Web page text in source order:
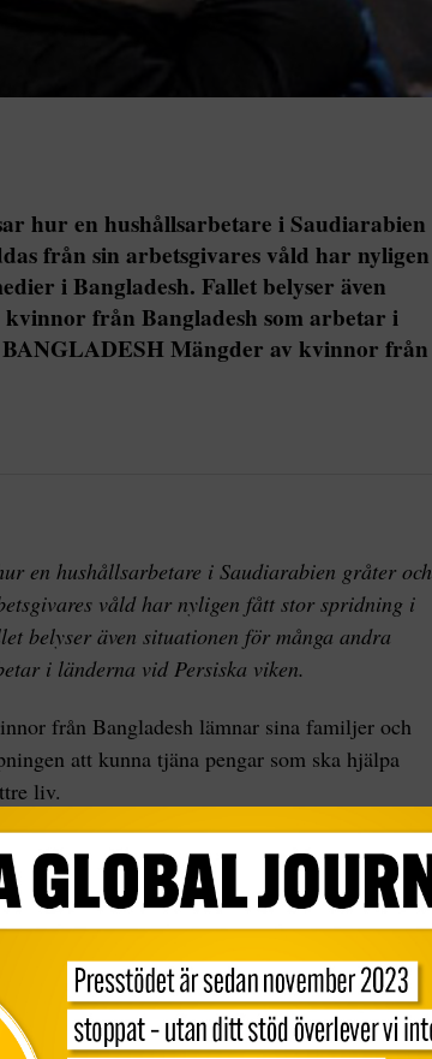
hur en hushållsarbetare i Saudiarabien
från sin arbetsgivares våld har nyligen
i Bangladesh. Fallet belyser även
från Bangladesh som arbetar i
Mängder av kvinnor från
en hushållsarbetare i Saudiarabien gråter och
våld har nyligen fått stor spridning i
belyser även situationen för många andra
i länderna vid Persiska viken.
från Bangladesh lämnar sina familjer och
att kunna tjäna pengar som ska hjälpa
liv.
Men många möts av en helt annan
behandling av sina arbetsgivare och inte har
hjälp. Många får heller inte de löner de har
hårt på sina arbeten.
i sociala medier visar hur den unga
och vädjar om hjälp att kunna ta sig hem